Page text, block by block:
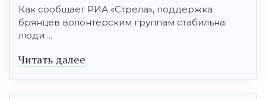
Как сообщает РИА «Стрела», поддержка
брянцев волонтерским группам стабильна:
люди ...
Читать далее